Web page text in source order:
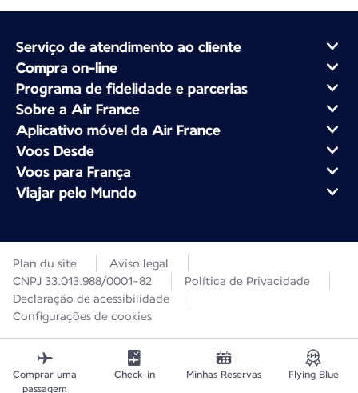
Serviço de atendimento ao cliente
Compra on-line
Programa de fidelidade e parcerias
Sobre a Air France
Aplicativo móvel da Air France
Voos Desde
Voos para França
Viajar pelo Mundo
Plan du site
Aviso legal
CNPJ 33.013.988/0001-82
Política de Privacidade
Declaração de acessibilidade
Configurações de cookies
Comprar uma
passagem
Check-in Minhas Reservas Flying Blue